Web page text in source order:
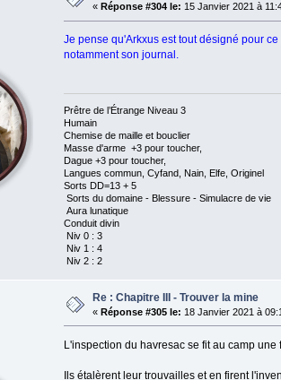
« Réponse #304 le: 15 Janvier 2021 à
Je pense qu'Arkxus est tout désigné pour
notamment son journal.
Prêtre de l’Étrange Niveau 3
Humain
Chemise de maille et bouclier
Masse d'arme +3 pour toucher,
Dague +3 pour toucher,
Langues commun, Cyfand, Nain, Elfe, Originel
Sorts DD=13 + 5
Sorts du domaine - Blessure - Simulacre de vie
Aura lunatique
Conduit divin
Niv 0 : 3
Niv 1 : 4
Niv 2 : 2
Re : Chapitre III - Trouver la mine
«Réponse #305 le: 18 Janvier 2021 à
L'inspection du havresac se fit au camp une
Ils étalèrent leur trouvailles et en firent